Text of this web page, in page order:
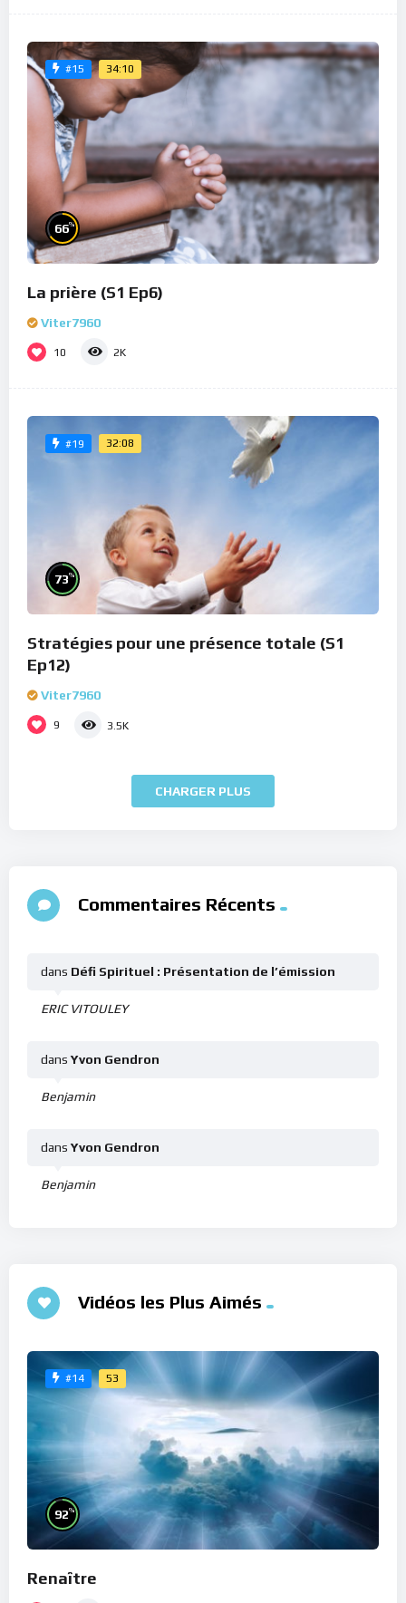
#15 34:10
66%
La prière (S1 Ep6)
Viter7960
10 2K
#19 32:08
73%
Stratégies pour une présence totale (S1
Ep12)
Viter7960
9 3.5K
CHARGER PLUS
Commentaires Récents
ERIC VITOULEY
dans Défi Spirituel : Présentation de l’émission
Benjamin
dans Yvon Gendron
Benjamin
dans Yvon Gendron
Vidéos les Plus Aimés
#14 53
92%
Renaître